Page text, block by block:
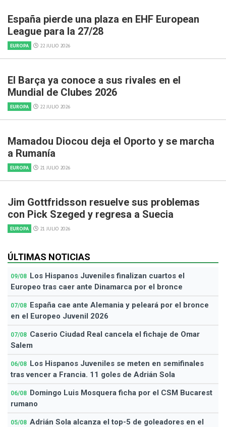
España pierde una plaza en EHF European
League para la 27/28
EUROPA 22 JULIO 2026
El Barça ya conoce a sus rivales en el
Mundial de Clubes 2026
EUROPA 22 JULIO 2026
Mamadou Diocou deja el Oporto y se marcha
a Rumanía
EUROPA 21 JULIO 2026
Jim Gottfridsson resuelve sus problemas
con Pick Szeged y regresa a Suecia
EUROPA 21 JULIO 2026
ÚLTIMAS NOTICIAS
09/08 Los Hispanos Juveniles finalizan cuartos el
Europeo tras caer ante Dinamarca por el bronce
07/08 España cae ante Alemania y peleará por el bronce
en el Europeo Juvenil 2026
07/08 Caserio Ciudad Real cancela el fichaje de Omar
Salem
06/08 Los Hispanos Juveniles se meten en semifinales
tras vencer a Francia. 11 goles de Adrián Sola
06/08 Domingo Luis Mosquera ficha por el CSM Bucarest
rumano
05/08 Adrián Sola alcanza el top-5 de goleadores en el